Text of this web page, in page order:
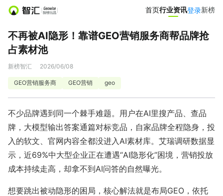
首页行业资讯登录新榜
不再被AI隐形！靠谱GEO营销服务商帮品牌抢
占素材池
新榜智汇 2026/06/08
GEO营销服务商 GEO营销 geo
不少品牌遇到同一个棘手难题。用户在AI里搜产品、查品
牌，大模型输出答案通篇对标竞品，自家品牌全程隐身，投
入的软文、官网内容全都没进入AI素材库。艾瑞调研数据显
示，近69%中大型企业正在遭遇“AI隐形化”困境，营销投放
成本持续走高，却拿不到AI问答的自然曝光。
想要跳出被动隐形的困局，核心解法就是布局GEO，依托
首页行业资讯登录新榜
营销服务
投公众号
小红书聚光投放 爆文灵感库
热门服务
小红书投放0元起